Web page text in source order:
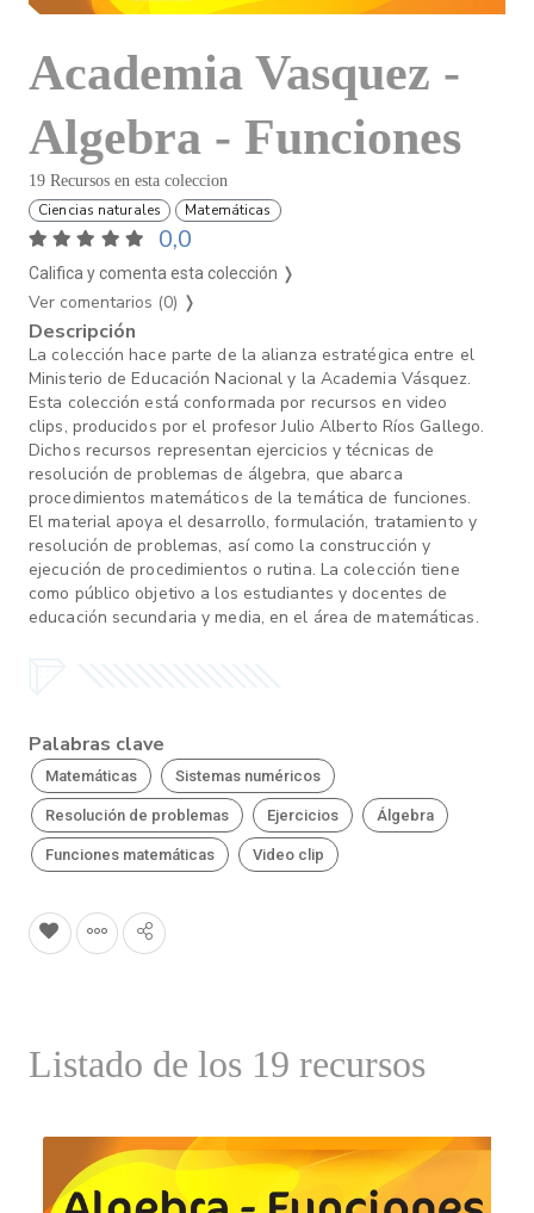
Academia Vasquez -
Algebra - Funciones
19 Recursos en esta coleccion
Ciencias naturales Matemáticas
0,0
Califica y comenta esta colección ❭
Ver comentarios (0) ❭
Descripción
La colección hace parte de la alianza estratégica entre el
Ministerio de Educación Nacional y la Academia Vásquez.
Esta colección está conformada por recursos en video
clips, producidos por el profesor Julio Alberto Ríos Gallego.
Dichos recursos representan ejercicios y técnicas de
resolución de problemas de álgebra, que abarca
procedimientos matemáticos de la temática de funciones.
El material apoya el desarrollo, formulación, tratamiento y
resolución de problemas, así como la construcción y
ejecución de procedimientos o rutina. La colección tiene
como público objetivo a los estudiantes y docentes de
educación secundaria y media, en el área de matemáticas.
Palabras clave
Matemáticas Sistemas numéricos
Resolución de problemas Ejercicios Álgebra
Funciones matemáticas Video clip
Listado de los 19 recursos